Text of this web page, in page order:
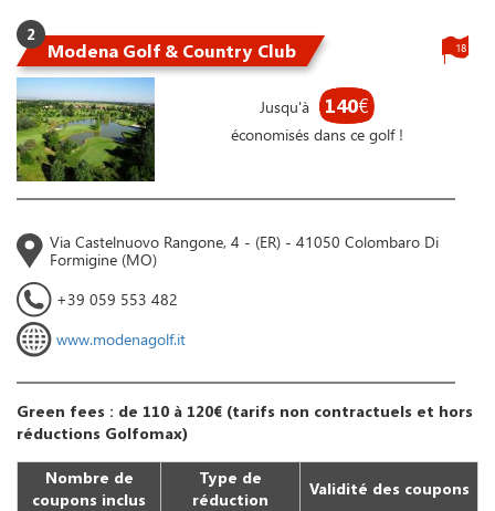
2
Modena Golf & Country Club
Jusqu'à 140€
économisés dans ce golf !
18
Via Castelnuovo Rangone, 4 - (ER) - 41050 Colombaro Di
Formigine (MO)
+39 059 553 482
www.modenagolf.it
Green fees : de 110 à 120€ (tarifs non contractuels et hors
réductions Golfomax)
Nombre de
coupons inclus
Type de
réduction
Validité des coupons